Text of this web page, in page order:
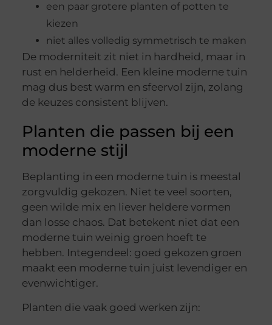
een paar grotere planten of potten te
kiezen
niet alles volledig symmetrisch te maken
De moderniteit zit niet in hardheid, maar in
rust en helderheid. Een kleine moderne tuin
mag dus best warm en sfeervol zijn, zolang
de keuzes consistent blijven.
Planten die passen bij een
moderne stijl
Beplanting in een moderne tuin is meestal
zorgvuldig gekozen. Niet te veel soorten,
geen wilde mix en liever heldere vormen
dan losse chaos. Dat betekent niet dat een
moderne tuin weinig groen hoeft te
hebben. Integendeel: goed gekozen groen
maakt een moderne tuin juist levendiger en
evenwichtiger.
Planten die vaak goed werken zijn: